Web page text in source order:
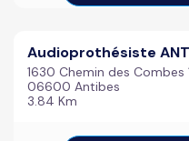
Audioprothésiste
1630 Chemin des Combes
06600 Antibes
3.84 Km